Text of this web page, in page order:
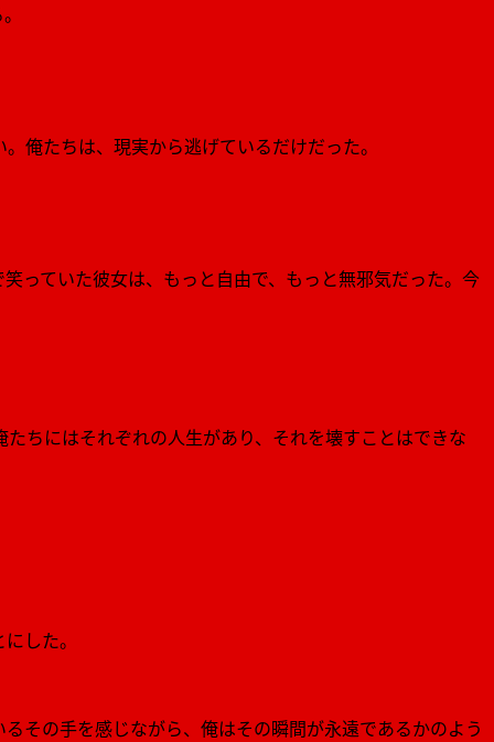
俺たちは、現実から逃げているだけだった。
っていた彼女は、もっと自由で、もっと無邪気だった。今
ちにはそれぞれの人生があり、それを壊すことはできな
した。
その手を感じながら、俺はその瞬間が永遠であるかのよう